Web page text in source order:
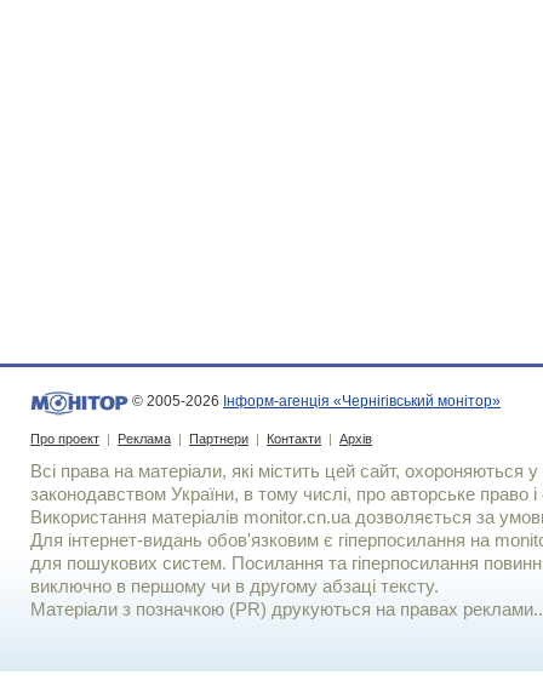
© 2005-2026 Інформ-агенція «Чернігівський монітор»
Про проект | Реклама | Партнери | Контакти | Архів
Всі права на матеріали, які містить цей сайт, охороняються у
законодавством України, в тому числі, про авторське право і
Використання матерiалiв monitor.cn.ua дозволяється за
Для iнтернет-видань обов'язковим є гiперпосилання на
для пошукових систем. Посилання та гіперпосилання
виключно в першому чи в другому абзаці тексту.
Матеріали з позначкою (PR) друкуються на правах реклами..